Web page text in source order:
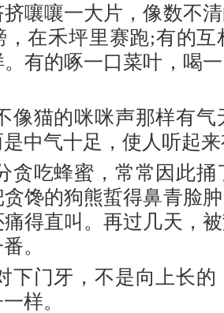
嚷嚷一大片，像数不
，在禾坪里赛跑;有的
有的啄一口菜叶，喝
像猫的咪咪声那样有
中气十足，使人听起
贪吃蜂蜜，常常因此
馋的狗熊蜇得鼻青脸
得直叫。再过几天，
。
下门牙，不是向上长
样。